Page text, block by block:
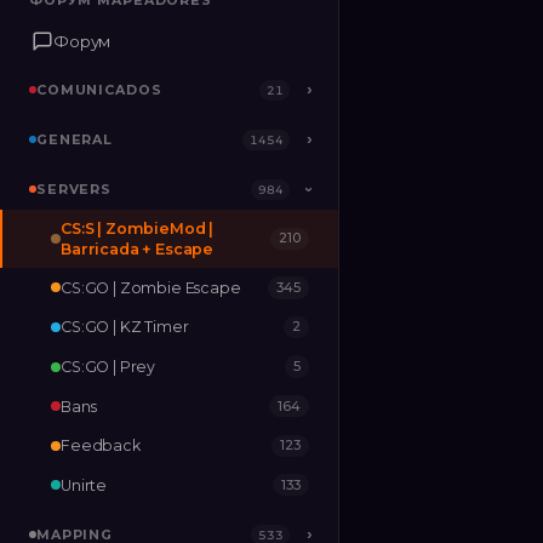
Форум
COMUNICADOS 21 ›
GENERAL 1454 ›
SERVERS 984 ›
MAPPING 533
RELEASES
Форум
COMUNICADOS 21 ›
GENERAL 1454 ›
SERVERS 984 ›
CS:S | ZombieMod |
Barricada + Escape
210
CS:GO | Zombie Escape 345
CS:GO | KZ Timer 2
CS:GO | Prey 5
Bans 164
Feedback 123
Unirte 133
MAPPING 533 ›